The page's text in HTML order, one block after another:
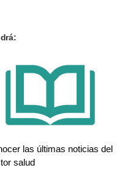
las últimas noticias del
salud